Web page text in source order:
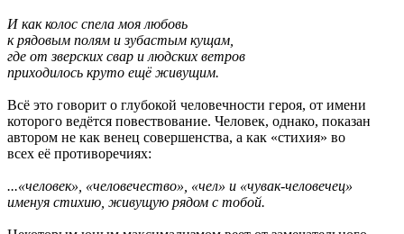
И как колос спела моя любовь
к рядовым полям и зубастым кущам,
где от зверских свар и людских ветров
приходилось круто ещё живущим.
Всё это говорит о глубокой человечности героя, от имени
которого ведётся повествование. Человек, однако, показан
автором не как венец совершенства, а как «стихия» во
всех её противоречиях:
...«человек», «человечество», «чел» и «чувак-человечец»
именуя стихию, живущую рядом с тобой.